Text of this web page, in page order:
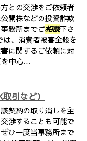
との交渉をご依頼者
開株などの投資詐欺
務所までご相談下さ
、消費者被害全般を
に関するご依頼に対
中心...
引など）
契約の取り消しを主
渉することも可能で
ひ一度当事務所まで